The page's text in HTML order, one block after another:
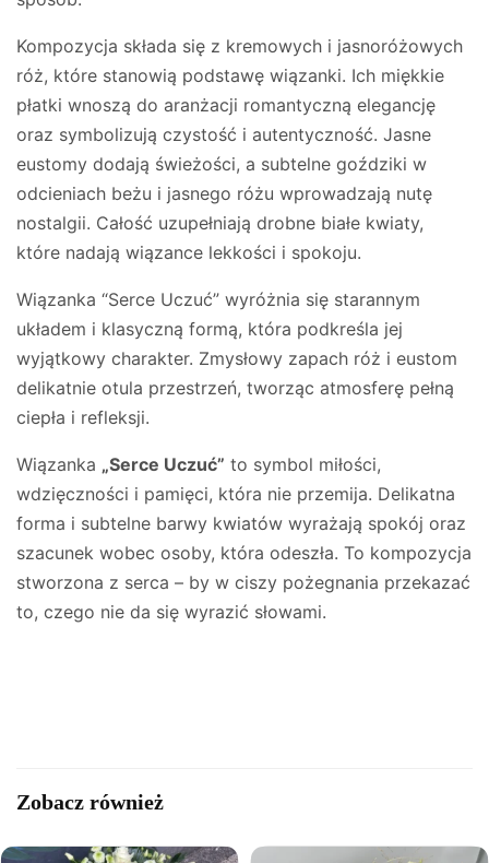
Kompozycja składa się z kremowych i jasnoróżowych
róż, które stanowią podstawę wiązanki. Ich miękkie
płatki wnoszą do aranżacji romantyczną elegancję
oraz symbolizują czystość i autentyczność. Jasne
eustomy dodają świeżości, a subtelne goździki w
odcieniach beżu i jasnego różu wprowadzają nutę
nostalgii. Całość uzupełniają drobne białe kwiaty,
które nadają wiązance lekkości i spokoju.
Wiązanka “Serce Uczuć” wyróżnia się starannym
układem i klasyczną formą, która podkreśla jej
wyjątkowy charakter. Zmysłowy zapach róż i eustom
delikatnie otula przestrzeń, tworząc atmosferę pełną
ciepła i refleksji.
Wiązanka „Serce Uczuć” to symbol miłości,
wdzięczności i pamięci, która nie przemija. Delikatna
forma i subtelne barwy kwiatów wyrażają spokój oraz
szacunek wobec osoby, która odeszła. To kompozycja
stworzona z serca – by w ciszy pożegnania przekazać
to, czego nie da się wyrazić słowami.
Zobacz również